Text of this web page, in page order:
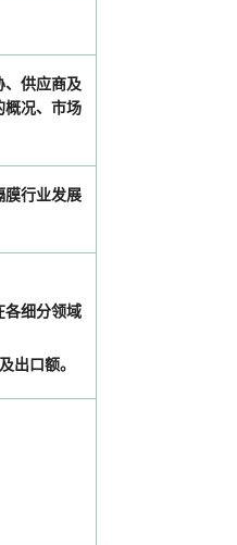
、供应商及
概况、市场
膜行业发展
各细分领域
出口额。